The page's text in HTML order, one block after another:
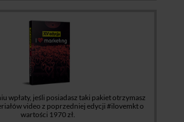
wpłaty, jeśli posiadasz taki pakiet otrzymasz
video z poprzedniej edycji #ilovemkt o
wartości 1970 zł.